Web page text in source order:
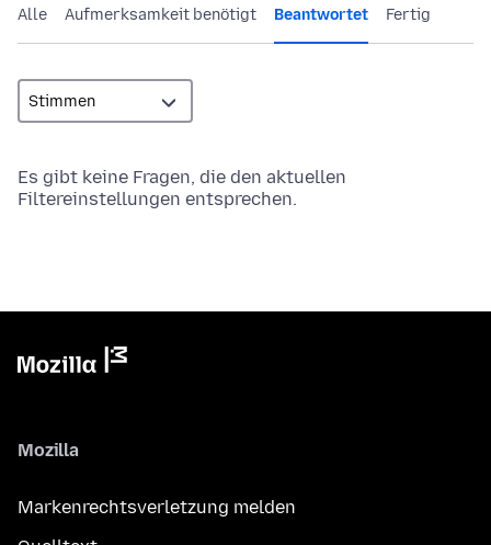
Alle Aufmerksamkeit benötigt Beantwortet Fertig
Es gibt keine Fragen, die den aktuellen
Filtereinstellungen entsprechen.
Mozilla
Markenrechtsverletzung melden